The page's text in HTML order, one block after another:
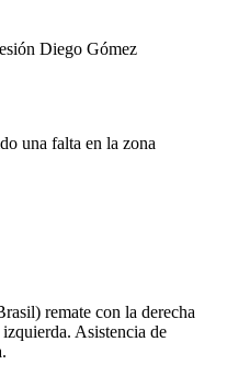
Diego Gómez
una falta en la zona
remate con la derecha
Asistencia de